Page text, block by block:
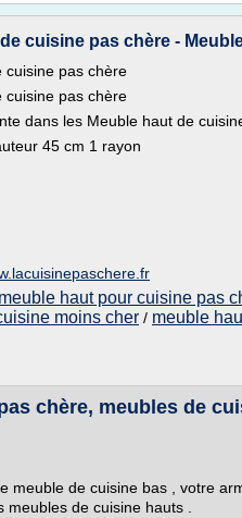
cuisine pas chère -
cuisine pas chère
cuisine pas chère
dans les Meuble haut de
45 cm 1 rayon
meuble haut pour cuisine pas
moins cher / meuble
chère, meubles de
meuble de cuisine bas , votre
meubles de cuisine hauts .